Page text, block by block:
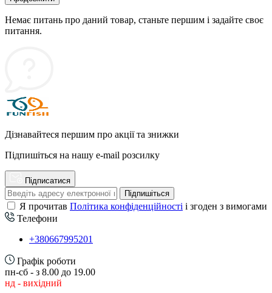
Немає питань про даний товар, станьте першим і задайте своє
питання.
Дізнавайтеся першим про акції та знижки
Підпишіться на нашу e-mail розсилку
Підписатися
Підпишіться
Я прочитав Політика конфіденційності і згоден з вимогами
Телефони
+380667995201
Графік роботи
пн-сб - з 8.00 до 19.00
нд - вихідний